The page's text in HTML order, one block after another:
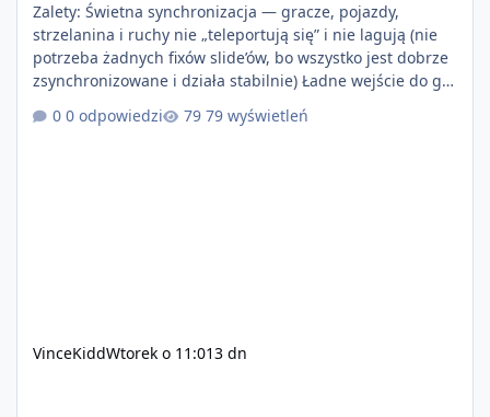
Zalety: Świetna synchronizacja — gracze, pojazdy,
strzelanina i ruchy nie „teleportują się” i nie lagują (nie
potrzeba żadnych fixów slide’ów, bo wszystko jest dobrze
zsynchronizowane i działa stabilnie) Ładne wejście do gry
+ solidny antycheat na poziomie multiplayera Wygodne
pisanie własnych modów i skryptów (wsparcie C# / JS /
0 odpowiedzi 79 wyświetleń
VinceKiddWtorek o 11:013 dn